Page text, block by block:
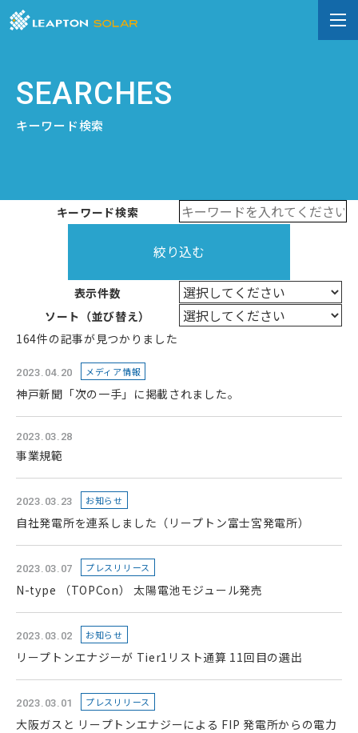
SEARCHES
キーワード検索
キーワード検索
絞り込む
表示件数
ソート（並び替え）
164件の記事が見つかりました
2023.04.20 メディア情報
神戸新聞「次の一手」に掲載されました。
2023.03.28
事業規範
2023.03.23 お知らせ
自社発電所を連系しました（リープトン富士宮発電所）
2023.03.07 プレスリリース
N-type （TOPCon） 太陽電池モジュール発売
2023.03.02 お知らせ
リープトンエナジーが Tier1リスト通算 11回目の選出
2023.03.01 プレスリリース
大阪ガスと リープトンエナジーによる FIP 発電所からの電力